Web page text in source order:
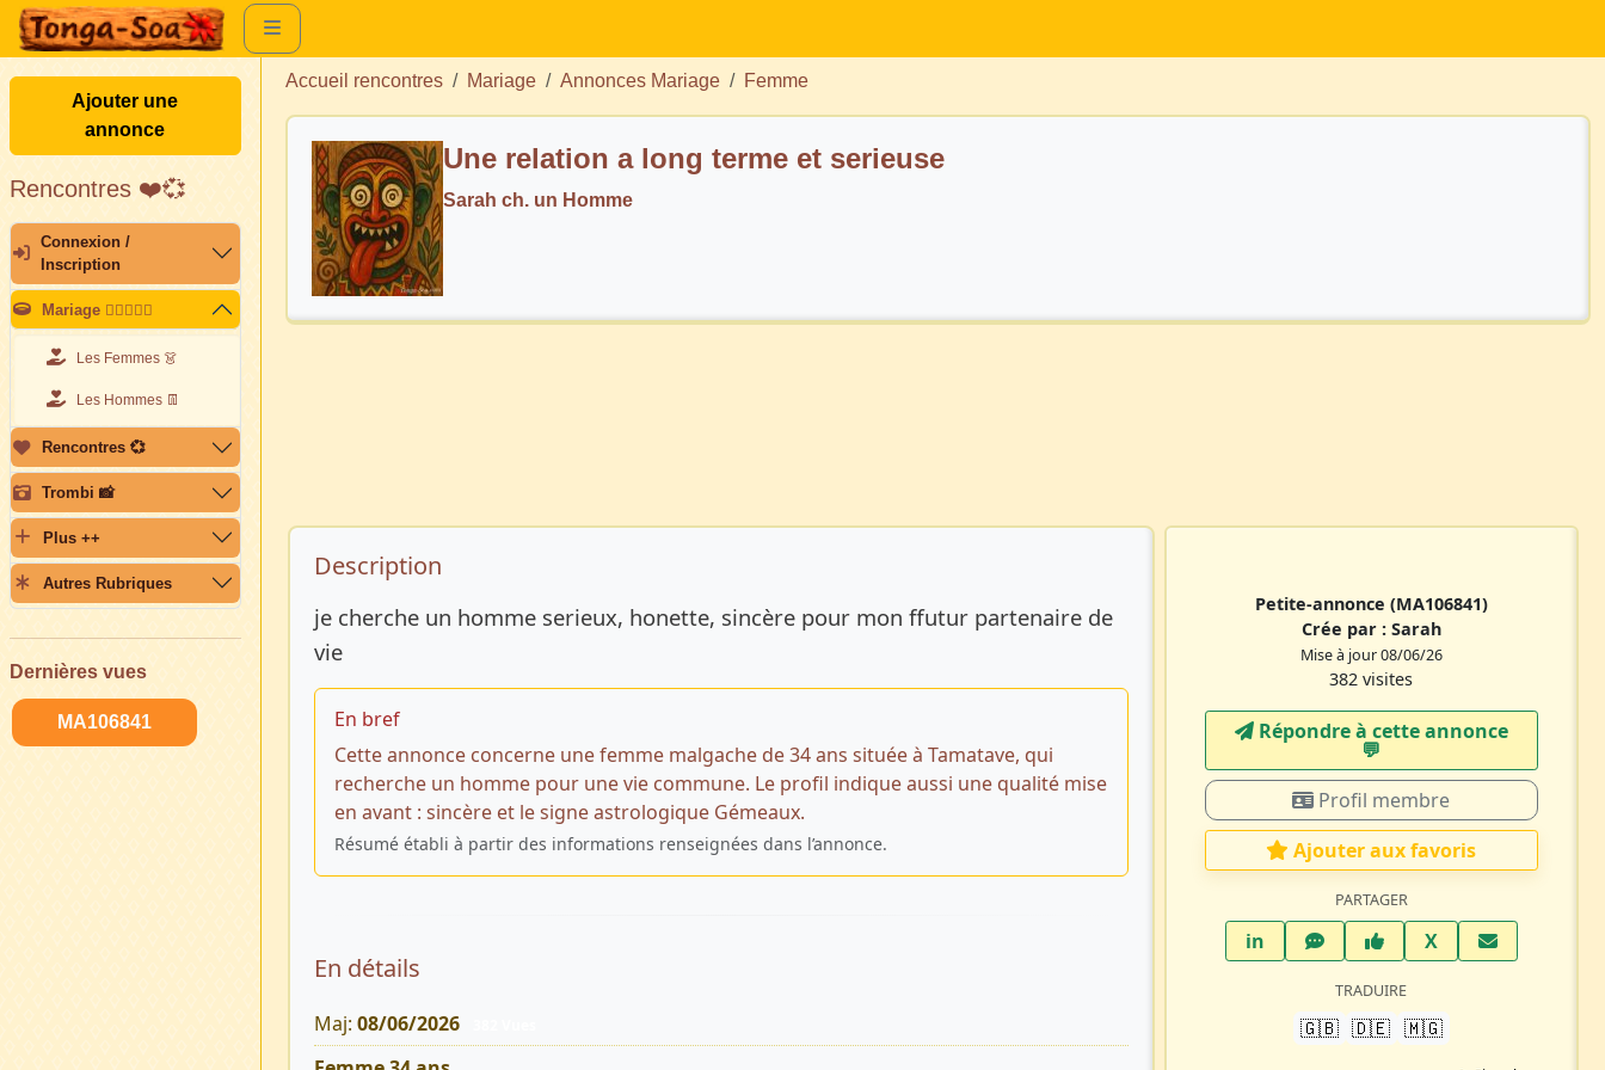
Ajouter une
annonce
Rencontres ❤️💞
Connexion /
Inscription
Mariage 👩🏽‍❤️‍👨🏽
Les Femmes 👗
Les Hommes 👖
Rencontres 💞
Trombi 📸
Plus ++
Autres Rubriques
Dernières vues
MA106841
Accueil rencontres Mariage Annonces Mariage Femme
Une relation a long terme et serieuse
Sarah ch. un Homme
Description de l’annonce
Description
je cherche un homme serieux, honette, sincère pour mon ffutur partenaire de
vie
En bref
Cette annonce concerne une femme malgache de 34 ans située à Tamatave, qui
recherche un homme pour une vie commune. Le profil indique aussi une qualité mise
en avant : sincère et le signe astrologique Gémeaux.
Résumé établi à partir des informations renseignées dans l’annonce.
En détails
Maj: 08/06/2026
Petite-annonce (MA106841)
Crée par : Sarah
Mise à jour 08/06/26
382 visites
Répondre à cette annonce
💬​
Profil membre
Ajouter aux favoris
PARTAGER
inLinkedInWhatsAppFacebook
XTwitter X
TRADUIRE
🇬🇧 🇩🇪 🇲🇬